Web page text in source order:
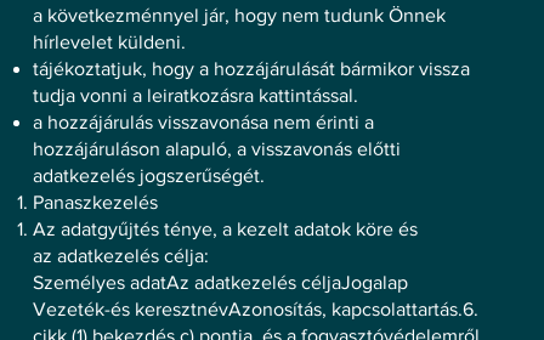
a következménnyel jár, hogy nem tudunk Önnek
hírlevelet küldeni.
tájékoztatjuk, hogy a hozzájárulását bármikor vissza
tudja vonni a leiratkozásra kattintással.
a hozzájárulás visszavonása nem érinti a
hozzájáruláson alapuló, a visszavonás előtti
adatkezelés jogszerűségét.
Panaszkezelés
Az adatgyűjtés ténye, a kezelt adatok köre és
az adatkezelés célja:
Személyes adatAz adatkezelés céljaJogalap
Vezeték-és keresztnévAzonosítás, kapcsolattartás.6.
cikk (1) bekezdés c) pontja, és a fogyasztóvédelemről